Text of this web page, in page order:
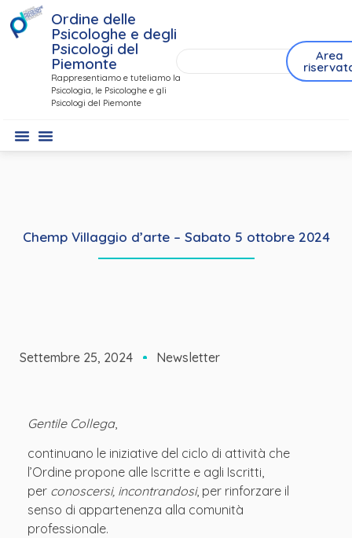
Ordine delle
Psicologhe e degli
Psicologi del
Piemonte
Rappresentiamo e tuteliamo la
Psicologia, le Psicologhe e gli
Psicologi del Piemonte
Area
Chemp Villaggio d’arte – Sabato 5 ottobre 2024
Settembre 25, 2024 Newsletter
Gentile Collega,
continuano le iniziative del ciclo di attività che
l’Ordine propone alle Iscritte e agli Iscritti,
per conoscersi, incontrandosi, per rinforzare il
senso di appartenenza alla comunità
professionale.